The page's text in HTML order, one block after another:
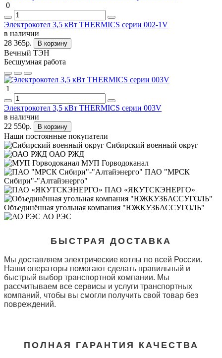
0
Электрокотел 3,5 кВт THERMICS серии 002-1V
в наличии
28 365р.
В корзину
Вечный ТЭН
Бесшумная работа
1
Электрокотел 3,5 кВт THERMICS серии 003V
в наличии
22 550р.
В корзину
Наши постоянные покупатели
Сибирский военный округ
ОАО РЖД
МУП Горводоканал
ПАО "МРСК
Сибири"-"Алтайэнерго"
ПАО «ЯКУТСКЭНЕРГО»
Объединённая угольная компания "ЮЖКУЗБАССУГОЛЬ"
АО РЭС
БЫСТРАЯ ДОСТАВКА
Мы доставляем электрические котлы по всей России.
Наши операторы помогают сделать правильный и
быстрый выбор транспортной компании. Мы
рассчитываем все сервисы и услуги транспортных
компаний, чтобы вы смогли получить свой товар без
повреждений.
ПОЛНАЯ ГАРАНТИЯ КАЧЕСТВА